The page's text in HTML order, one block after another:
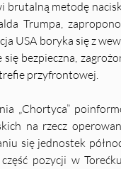
brutalną metodę
Trumpa,
USA boryka się z
bezpieczna,
przyfrontowej.
„Chortyca”
na rzecz
się jednostek
część pozycji w